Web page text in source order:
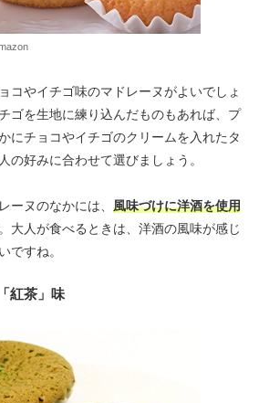
コやイチゴ味のマドレーヌがよいでしょ
ゴを生地に練り込んだものもあれば、プ
にチョコやイチゴのクリームを入れたタ
の好みに合わせて選びましょう。
ーヌのなかには、 風味づけに洋酒を使用
大人が食べるときは、洋酒の風味が感じ
ですね。
紅茶」味